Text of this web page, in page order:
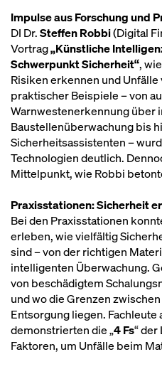
Impulse aus Forschung und
DI Dr.Steffen Robbi(Digital
Vortrag„Künstliche
Schwerpunkt Sicherheit“,
Risiken erkennen und
praktischer Beispiele – von
Warnwestenerkennung über
Baustellenüberwachung bis
Sicherheitsassistenten –
Technologien deutlich.
Mittelpunkt, wie Robbi
Praxisstationen: Sicherheit
Bei den Praxisstationen
erleben, wie vielfältig
sind – von der richtigen
intelligenten Überwachung.
von beschädigtem
und wo die Grenzen
Entsorgung liegen.
demonstrierten die „4 Fs“
Faktoren, um Unfälle beim